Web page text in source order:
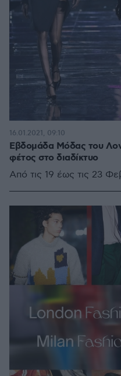
Εβδομάδα Μόδας του
φέτος στο διαδίκτυο
Από τις 19 έως τις 23
16.01.2021, 09:10